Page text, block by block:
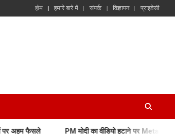
होम हमारे बारे में संपर्क विज्ञापन प्राइवेसी
PM मोदी का वीडियो हटाने पर Meta से सरकार के तीखे